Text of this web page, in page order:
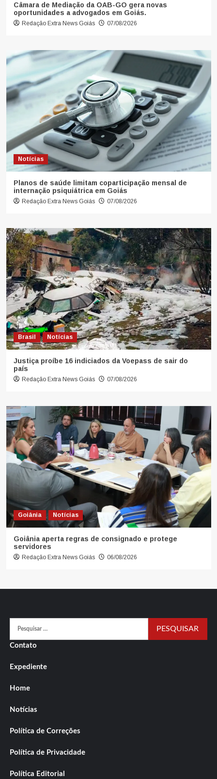
Câmara de Mediação da OAB-GO gera novas
oportunidades a advogados em Goiás.
Redação Extra News Goiás 07/08/2026
Notícias
Planos de saúde limitam coparticipação mensal de
internação psiquiátrica em Goiás
Redação Extra News Goiás 07/08/2026
Brasil Notícias
Justiça proíbe 16 indiciados da Voepass de sair do
país
Redação Extra News Goiás 07/08/2026
Goiânia Notícias
Goiânia aperta regras de consignado e protege
servidores
Redação Extra News Goiás 06/08/2026
por:
Contato
Expediente
Home
Notícias
Política de Correções
Política de Privacidade
Política Editorial